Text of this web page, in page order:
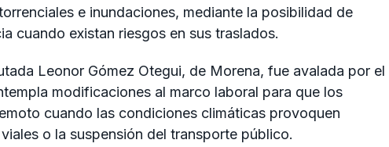
e inundaciones, mediante la posibilidad de
cuando existan riesgos en sus traslados.
Leonor Gómez Otegui, de Morena, fue avalada por el
modificaciones al marco laboral para que los
cuando las condiciones climáticas provoquen
o la suspensión del transporte público.